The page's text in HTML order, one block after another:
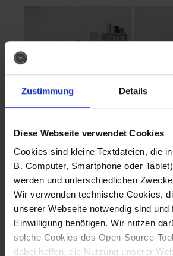
Zustimmung Details
Diese Webseite verwendet Cookies
Cookies sind kleine Textdateien, die
B. Computer, Smartphone oder
werden und unterschiedlichen
Wir verwenden technische Cookies,
unserer Webseite notwendig sind und
Einwilligung benötigen. Wir nutzen
solche Cookies des Open-Source-
dabei helfen, die Nutzung unserer
Fotografo: Lorenz
Sternbach
Download